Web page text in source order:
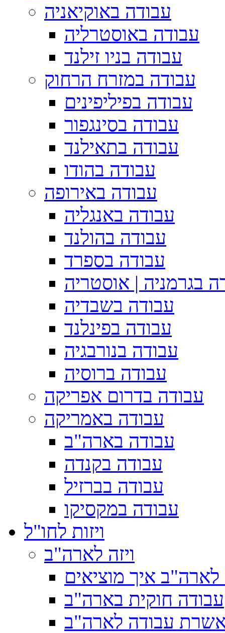
עבודה באוקיאניה
עבודה באוסטרליה
עבודה בניו זילנד
עבודה במזרח הרחוק
עבודה בפיליפינים
עבודה בסינגפור
עבודה בתאילנד
עבודה בהודו
עבודה באירופה
עבודה באנגליה
עבודה בהולנד
עבודה בספרד
בגרמניה | אוסטריה
עבודה בשבדיה
עבודה בפינלנד
עבודה בנורבגיה
עבודה ברוסיה
עבודה בדרום אפריקה
עבודה באמריקה
עבודה בארה"ב
עבודה בקנדה
עבודה בברזיל
עבודה במקסיקו
ויזות לחו"ל
ויזה לארה"ב
עבודה חוקית בארה"ב